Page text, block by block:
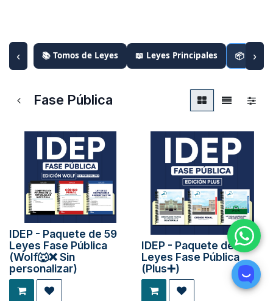
‹ 📚 Tomos de Leyes 📖 Leyes Principales 📦 ›
Fase Pública
IDEP - Paquete de 59
Leyes Fase Pública
(Wolf🐺❌ Sin
personalizar)
IDEP - Paquete de 59
Leyes Fase Pública
(Plus➕)